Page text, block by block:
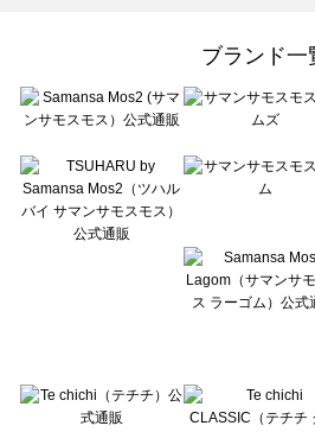
sō4ū（ソウフォーユー）のオールインワン一覧
Te chichi（テチチ）のオールインワン一覧
Te chichi CLASSIC（テチチ クラシック）のオール
Lugnoncure（ルノンキュール）のオールインワン
BETTY'S BLUE（べティーズブルー）のオールイ
Wpc.（ワールドパーティー）のオールインワン一覧
ブランド一